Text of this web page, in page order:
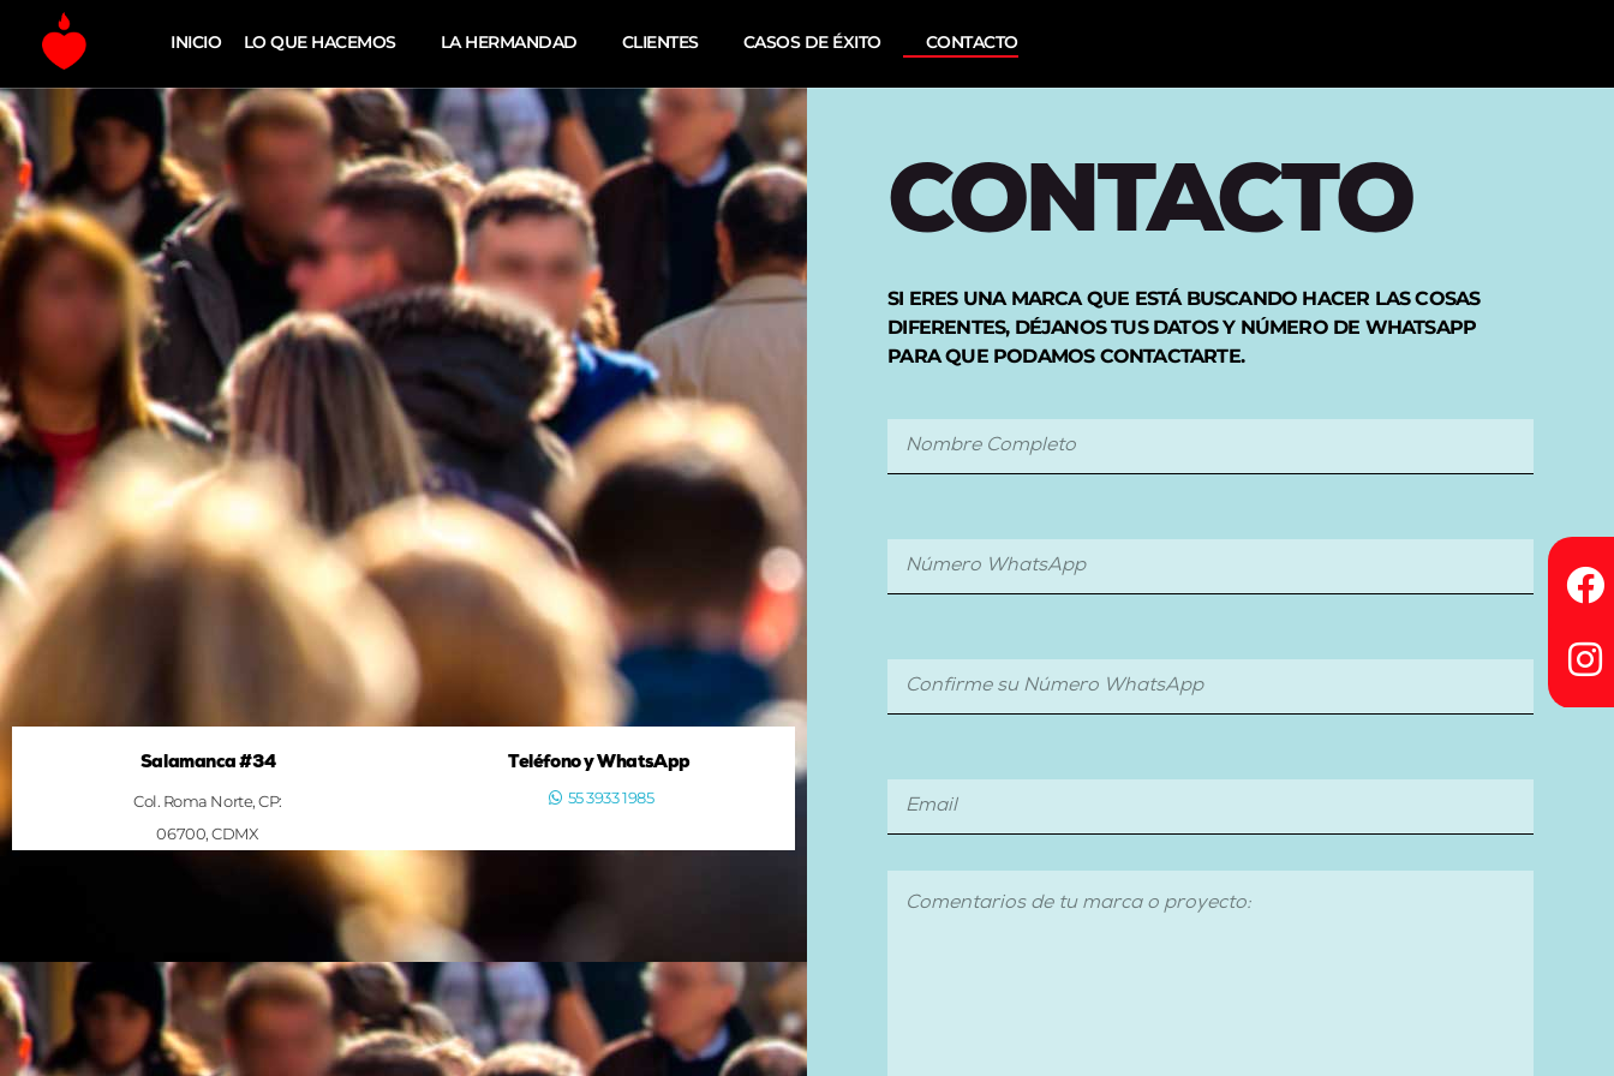
La Fe Digital
INICIO LO QUE HACEMOS LA HERMANDAD CLIENTES CASOS DE ÉXITO CONTACTO
Salamanca #34
Col. Roma Norte, CP:
06700, CDMX
Teléfono y WhatsApp
55 3933 1985
CONTACTO
SI ERES UNA MARCA QUE ESTÁ BUSCANDO HACER LAS COSAS
DIFERENTES, DÉJANOS TUS DATOS Y NÚMERO DE WHATSAPP
PARA QUE PODAMOS CONTACTARTE.